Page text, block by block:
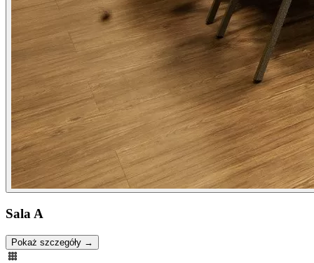
Sala A
Pokaż szczegóły →